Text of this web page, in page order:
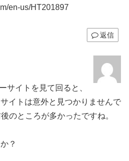
en-us/HT201897
返信
サイトを見て回ると、
イトは意外と見つかりませんで
のところが多かったですね。
？